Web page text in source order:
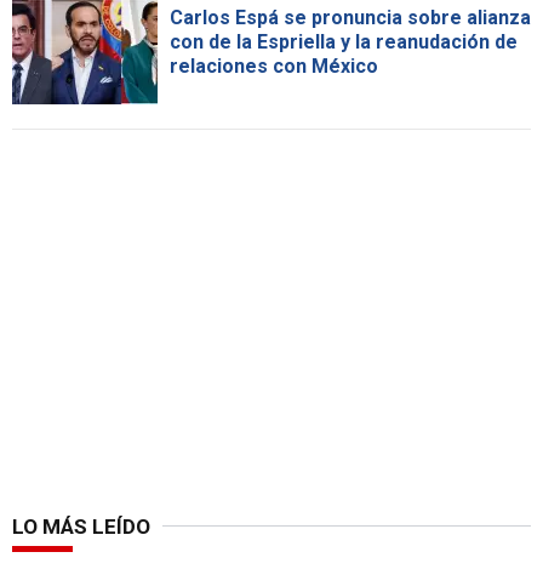
Carlos Espá se pronuncia sobre alianza
con de la Espriella y la reanudación de
relaciones con México
LO MÁS LEÍDO